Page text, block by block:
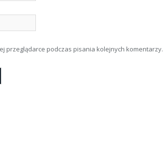
przeglądarce podczas pisania kolejnych komentarzy.